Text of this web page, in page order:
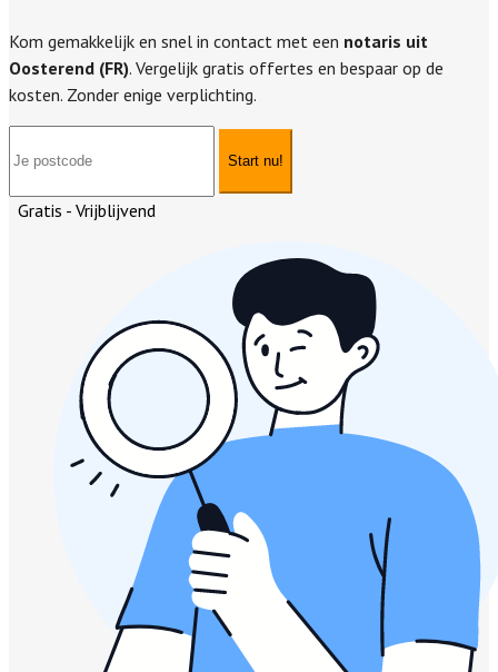
Kom gemakkelijk en snel in contact met een notaris uit
Oosterend (FR). Vergelijk gratis offertes en bespaar op de
kosten. Zonder enige verplichting.
Start nu!
Gratis - Vrijblijvend